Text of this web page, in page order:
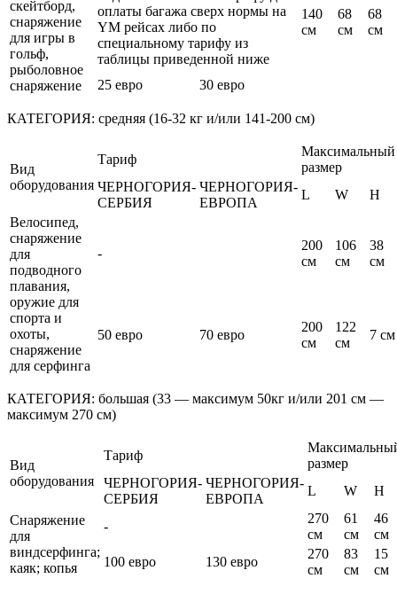
скейтборд,
снаряжение
для игры в
гольф,
рыболовное
снаряжение
оплаты багажа сверх нормы на
YM рейсах либо по
специальному тарифу из
таблицы приведенной ниже
140
cм
68
cм
68
cм
25 евро 30 евро
КАТЕГОРИЯ: средняя (16-32 кг и/или 141-200 cм)
Вид
оборудования
Тариф
Максимальный
размер
ЧЕРНОГОРИЯ-
СЕРБИЯ
ЧЕРНОГОРИЯ-
ЕВРОПА
L W
H
Велосипед,
снаряжение
для
подводного
плавания,
оружие для
спорта и
охоты,
снаряжение
для серфинга
-
200
cм
106
cм
38
cм
50 евро 70 евро
200
cм
122
cм
7 cм
КАТЕГОРИЯ: большая (33 — максимум 50кг и/или 201 cм —
максимум 270 cм)
Вид
оборудования
Тариф
размер
ЧЕРНОГОРИЯ-
СЕРБИЯ
ЧЕРНОГОРИЯ-
ЕВРОПА
L W
H
Снаряжение
для
виндсерфинга;
каяк; копья
-
270
cм
61
cм
46
cм
100 евро
130 евро
270
cм
83
cм
15
cм